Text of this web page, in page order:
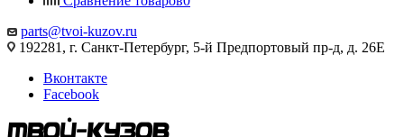
parts@tvoi-kuzov.ru
192281, г. Санкт-Петербург, 5-й Предпортовый пр-д, д. 26Е
Вконтакте
Facebook